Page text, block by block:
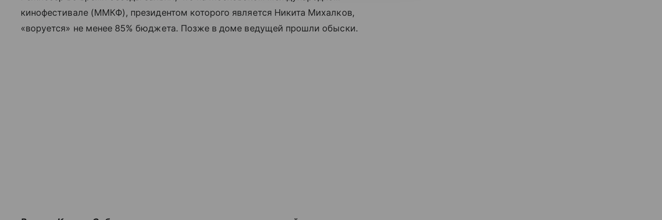
кинофестивале (ММКФ), президентом которого является Никита Михалков,
«воруется» не менее 85% бюджета. Позже в доме ведущей прошли обыски.